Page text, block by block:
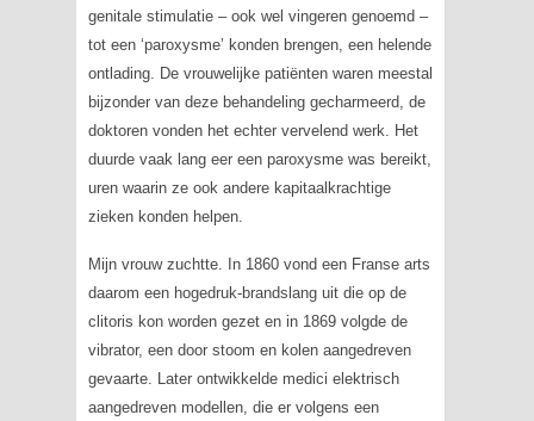
genitale stimulatie – ook wel vingeren genoemd –
tot een ‘paroxysme’ konden brengen, een helende
ontlading. De vrouwelijke patiënten waren meestal
bijzonder van deze behandeling gecharmeerd, de
doktoren vonden het echter vervelend werk. Het
duurde vaak lang eer een paroxysme was bereikt,
uren waarin ze ook andere kapitaalkrachtige
zieken konden helpen.
Mijn vrouw zuchtte. In 1860 vond een Franse arts
daarom een hogedruk-brandslang uit die op de
clitoris kon worden gezet en in 1869 volgde de
vibrator, een door stoom en kolen aangedreven
gevaarte. Later ontwikkelde medici elektrisch
aangedreven modellen, die er volgens een